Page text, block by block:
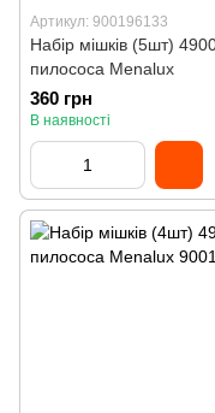
Артикул: 900196133
Набір мішків (5шт)
пилососа Menalux
360 грн
В наявності